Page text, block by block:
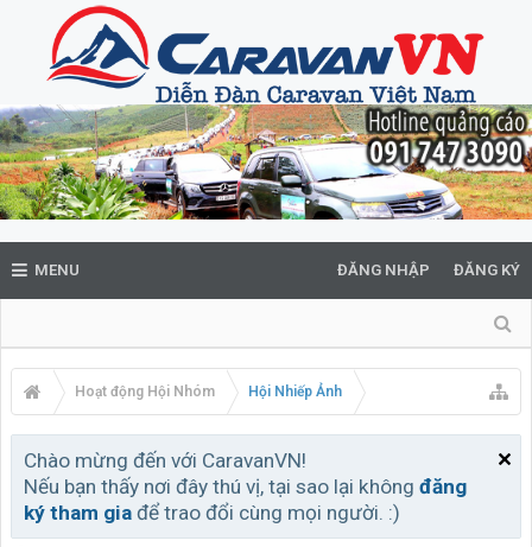
MENU ĐĂNG NHẬP ĐĂNG KÝ
Hoạt động Hội Nhóm Hội Nhiếp Ảnh
Chào mừng đến với CaravanVN!
Nếu bạn thấy nơi đây thú vị, tại sao lại không đăng
ký tham gia để trao đổi cùng mọi người. :)